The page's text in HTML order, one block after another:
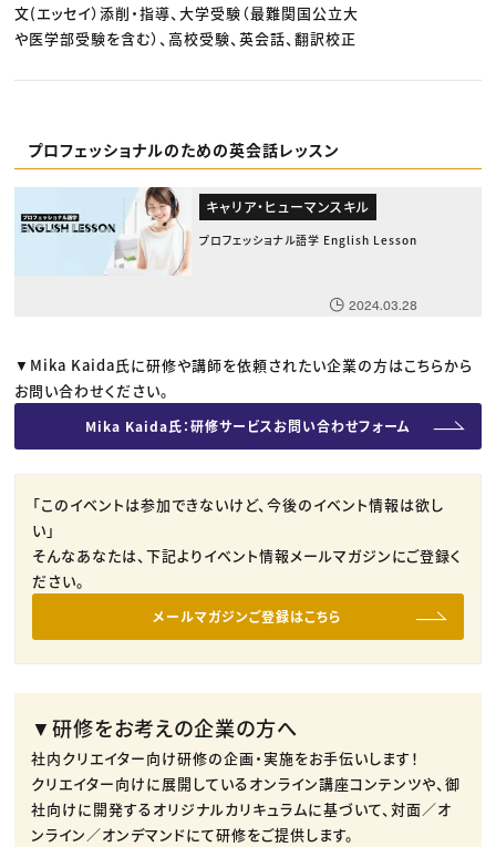
文(エッセイ）添削・指導、大学受験（最難関国公立大
や医学部受験を含む）、高校受験、英会話、翻訳校正
プロフェッショナルのための英会話レッスン
キャリア・ヒューマンスキル
プロフェッショナル語学 English Lesson
2024.03.28
▼Mika Kaida氏に研修や講師を依頼されたい企業の方はこちらから
お問い合わせください。
Mika Kaida氏：研修サービスお問い合わせフォーム
「このイベントは参加できないけど、今後のイベント情報は欲し
い」
そんなあなたは、下記よりイベント情報メールマガジンにご登録く
ださい。
メールマガジンご登録はこちら
▼研修をお考えの企業の方へ
社内クリエイター向け研修の企画・実施をお手伝いします！
クリエイター向けに展開しているオンライン講座コンテンツや、御
社向けに開発するオリジナルカリキュラムに基づいて、対面／オ
ンライン／オンデマンドにて研修をご提供します。